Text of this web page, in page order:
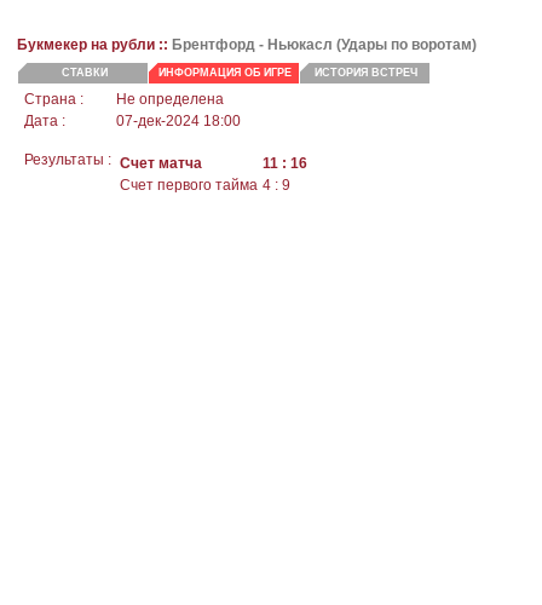
Букмекер на рубли :: Брентфорд - Ньюкасл (Удары по воротам)
СТАВКИ ИНФОРМАЦИЯ ОБ ИГРЕ ИСТОРИЯ ВСТРЕЧ
Страна :
Не определена
Дата :
07-дек-2024 18:00
Результаты : Счет матча
11 : 16
Счет первого тайма 4 : 9